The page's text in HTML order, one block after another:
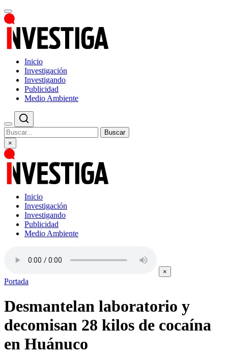
Inicio
Investigación
Investigando
Publicidad
Medio Ambiente
Buscar
×
Inicio
Investigación
Investigando
Publicidad
Medio Ambiente
×
Portada
Desmantelan laboratorio y
decomisan 28 kilos de cocaína
en Huánuco